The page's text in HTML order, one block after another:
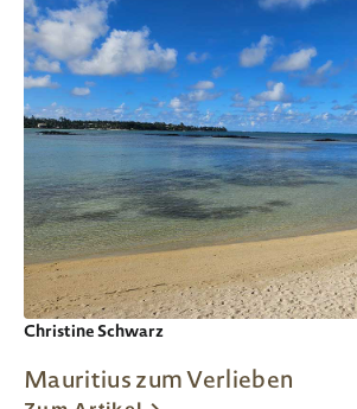
Christine Schwarz
Mauritius zum Verlieben